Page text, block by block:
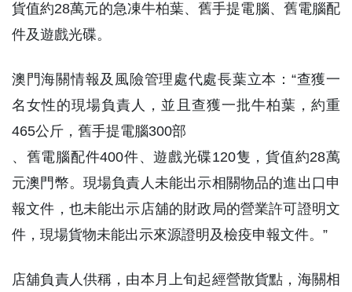
貨值約28萬元的急凍牛柏葉、舊手提電腦、舊電腦配
件及遊戲光碟。
澳門海關情報及風險管理處代處長葉立本：“查獲一
名女性的現場負責人，並且查獲一批牛柏葉，約重
465公斤，舊手提電腦300部
、舊電腦配件400件、遊戲光碟120隻，貨值約28萬
元澳門幣。現場負責人未能出示相關物品的進出口申
報文件，也未能出示店舖的財政局的營業許可證明文
件，現場貨物未能出示來源證明及檢疫申報文件。”
店舖負責人供稱，由本月上旬起經營散貨點，海關相